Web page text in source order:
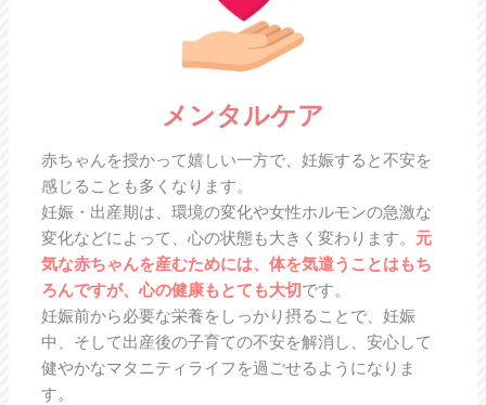
メンタルケア
赤ちゃんを授かって嬉しい一方で、妊娠すると不安を
感じることも多くなります。
妊娠・出産期は、環境の変化や女性ホルモンの急激な
変化などによって、心の状態も大きく変わります。 元
気な赤ちゃんを産むためには、体を気遣うことはもち
ろんですが、心の健康もとても大切です。
妊娠前から必要な栄養をしっかり摂ることで、妊娠
中、そして出産後の子育ての不安を解消し、安心して
健やかなマタニティライフを過ごせるようになりま
す。